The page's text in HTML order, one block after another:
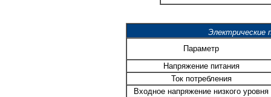
Электрические
Параметр
Напряжение питания
Ток потребления
Входное напряжение низкого уровня